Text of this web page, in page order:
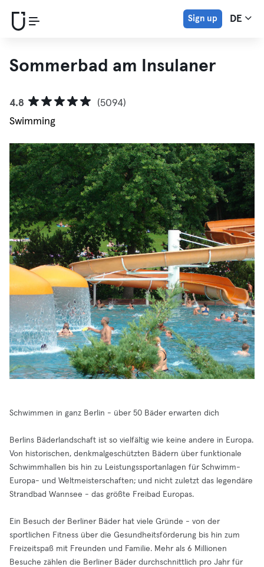
Sign up DE
Sommerbad am Insulaner
4.8
(5094)
Swimming
Schwimmen in ganz Berlin - über 50 Bäder erwarten dich
Berlins Bäderlandschaft ist so vielfältig wie keine andere in Europa.
Von historischen, denkmalgeschützten Bädern über funktionale
Schwimmhallen bis hin zu Leistungssportanlagen für Schwimm-
Europa- und Weltmeisterschaften; und nicht zuletzt das legendäre
Strandbad Wannsee - das größte Freibad Europas.
Ein Besuch der Berliner Bäder hat viele Gründe - von der
sportlichen Fitness über die Gesundheitsförderung bis hin zum
Freizeitspaß mit Freunden und Familie. Mehr als 6 Millionen
Besuche zählen die Berliner Bäder durchschnittlich pro Jahr für